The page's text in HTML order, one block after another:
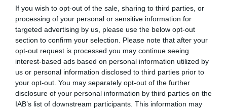
If you wish to opt-out of the sale, sharing to third parties, or
processing of your personal or sensitive information for
targeted advertising by us, please use the below opt-out
section to confirm your selection. Please note that after your
opt-out request is processed you may continue seeing
interest-based ads based on personal information utilized by
us or personal information disclosed to third parties prior to
your opt-out. You may separately opt-out of the further
disclosure of your personal information by third parties on the
IAB’s list of downstream participants. This information may
Marcelo Gullo: “El trabajo de desmitificar la
historia, de poner la verdadera, de
desmontar la falsificación, es un trabajo
cristiano"
por Hispanidad
Artículos anteriores
DIARIO DE LA CORRUPCIÓN SANCHISTA